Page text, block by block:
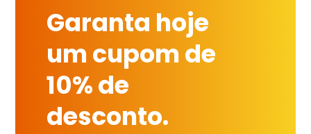
Garanta hoje
um cupom de
10% de
desconto.